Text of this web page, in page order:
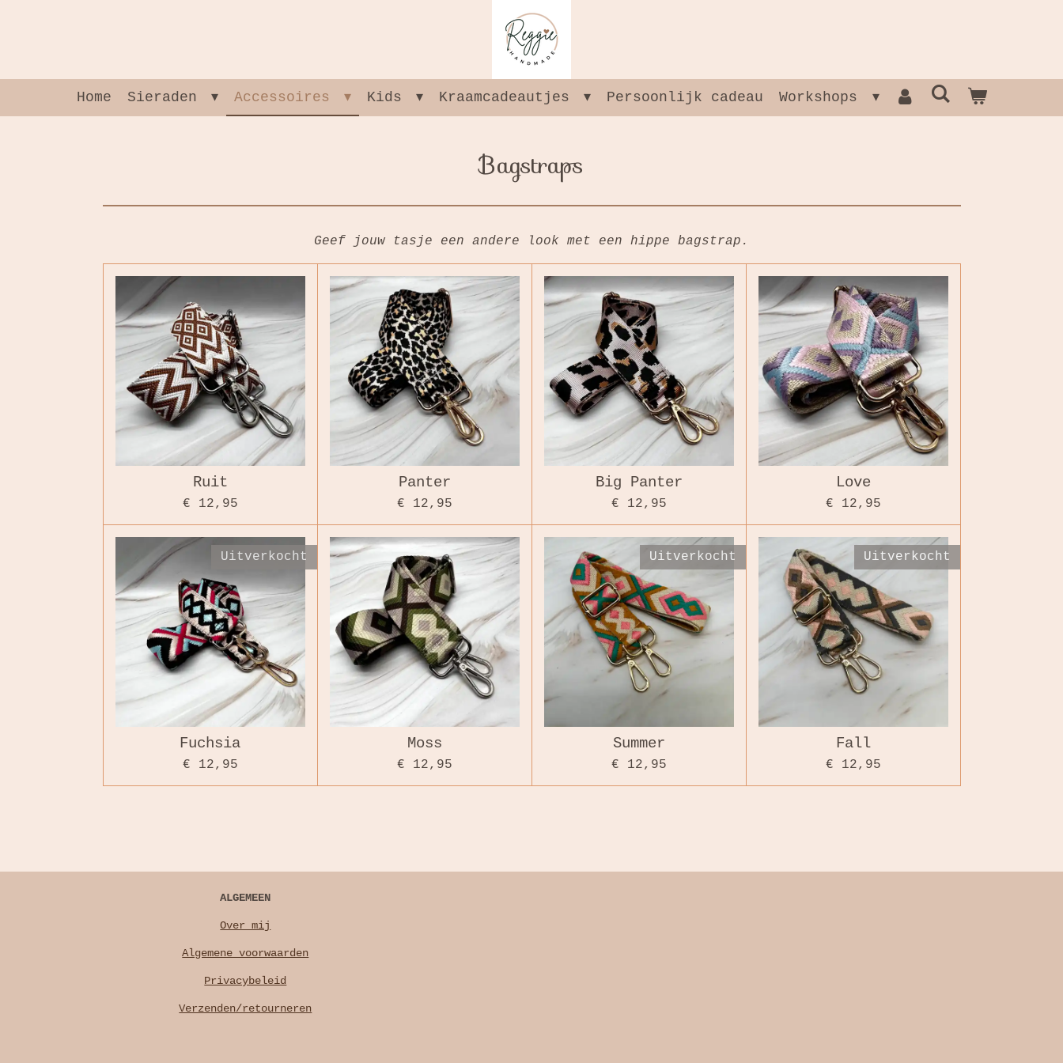
hoofdinhoudHome Sieraden Accessoires Kids Kraamcadeautjes Persoonlijk cadeau Workshops
Bagstraps
Geef jouw tasje een andere look met een hippe bagstrap.
Ruit
€ 12,95
Panter
€ 12,95
Big Panter
€ 12,95
Love
€ 12,95
Uitverkocht
Fuchsia
€ 12,95
Moss
€ 12,95
Uitverkocht
Summer
€ 12,95
Uitverkocht
Fall
€ 12,95
ALGEMEEN
Over mij
Algemene voorwaarden
Privacybeleid
Verzenden/retourneren